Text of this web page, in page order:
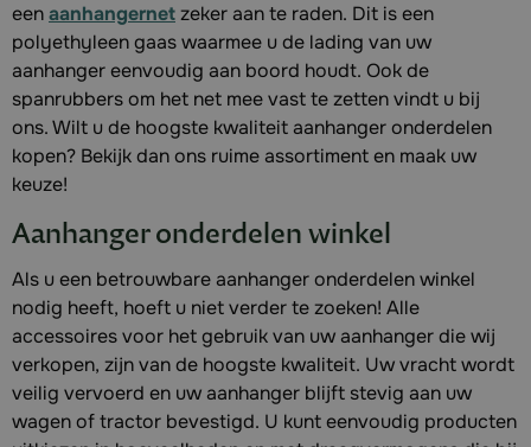
eenaanhangernetzeker aan te raden. Dit is een
polyethyleen gaas waarmee u de lading van uw
aanhanger eenvoudig aan boord houdt. Ook de
spanrubbers om het net mee vast te zetten vindt u bij
ons. Wilt u de hoogste kwaliteit aanhanger onderdelen
kopen? Bekijk dan ons ruime assortiment en maak uw
keuze!
Aanhanger onderdelen winkel
Als u een betrouwbare aanhanger onderdelen winkel
nodig heeft, hoeft u niet verder te zoeken! Alle
accessoires voor het gebruik van uw aanhanger die wij
verkopen, zijn van de hoogste kwaliteit. Uw vracht wordt
veilig vervoerd en uw aanhanger blijft stevig aan uw
wagen of tractor bevestigd. U kunt eenvoudig producten